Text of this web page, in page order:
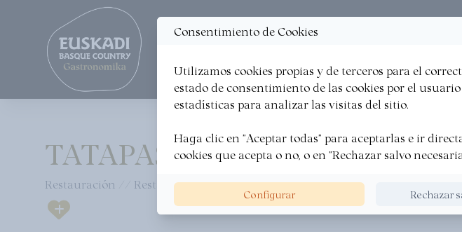
Actualidad Mapa
ORGANIZA TU VIAJE · A LA VASCA ·
TATAPAS GASTROTEKA
Restauración // Restaurantes
Consentimiento de Cookies
Utilizamos cookies propias y de terceros para el
estado de consentimiento de las cookies por el
estadísticas para analizar las visitas del sitio.
Haga clic en "Aceptar todas" para aceptarlas e ir
cookies que acepta o no, o en "Rechazar salvo
Configurar Rechazar